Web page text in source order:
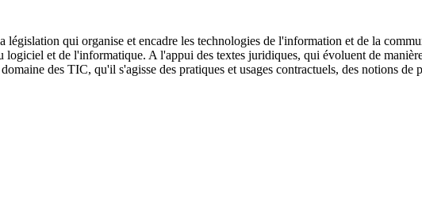
législation qui organise et encadre les technologies de l'information et de la
et de l'informatique. A l'appui des textes juridiques, qui évoluent de
des TIC, qu'il s'agisse des pratiques et usages contractuels, des notions